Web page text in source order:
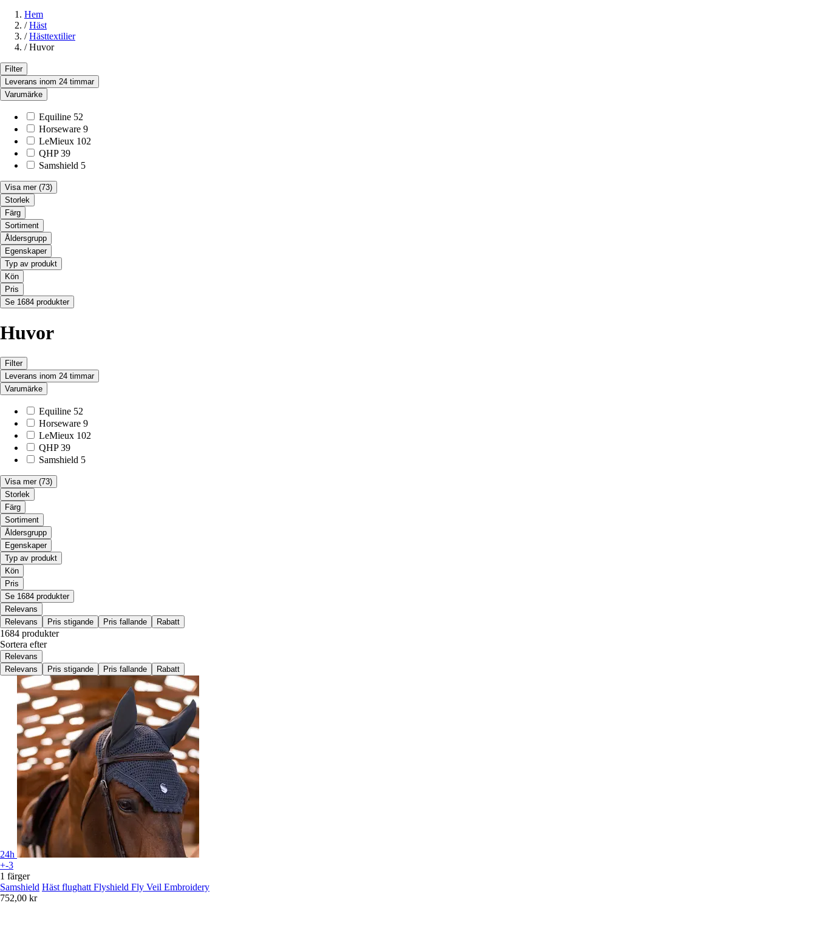
Hem
/ Häst
/ Hästtextilier
/ Huvor
Filter
Leverans inom 24 timmar
Varumärke
Equiline 52
Horseware 9
LeMieux 102
QHP 39
Samshield 5
Visa mer (73)
Storlek
Färg
Sortiment
Åldersgrupp
Egenskaper
Typ av produkt
Kön
Pris
Se 1684 produkter
Huvor
Filter
Leverans inom 24 timmar
Varumärke
Equiline 52
Horseware 9
LeMieux 102
QHP 39
Samshield 5
Visa mer (73)
Storlek
Färg
Sortiment
Åldersgrupp
Egenskaper
Typ av produkt
Kön
Pris
Se 1684 produkter
Relevans
Relevans
Pris stigande Pris fallande Rabatt
1684 produkter
Sortera efter
Relevans
Relevans
Pris stigande Pris fallande Rabatt
24h
+-3
1 färger
Samshield Häst flughatt Flyshield Fly Veil Embroidery
752,00 kr